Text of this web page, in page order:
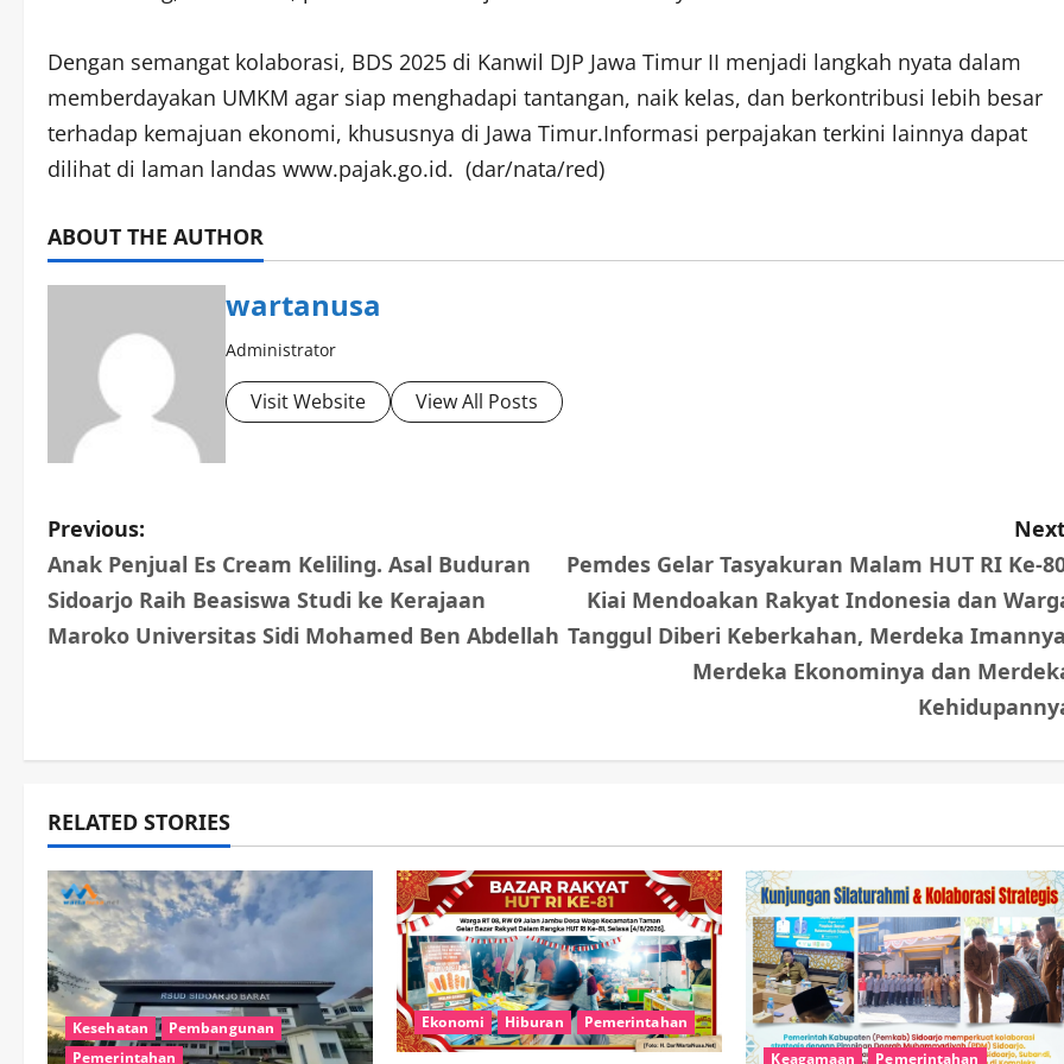
Dengan semangat kolaborasi, BDS 2025 di Kanwil DJP Jawa Timur II menjadi langkah nyata dalam
memberdayakan UMKM agar siap menghadapi tantangan, naik kelas, dan berkontribusi lebih besar
terhadap kemajuan ekonomi, khususnya di Jawa Timur.Informasi perpajakan terkini lainnya dapat
dilihat di laman landas www.pajak.go.id. (dar/nata/red)
ABOUT THE AUTHOR
wartanusa
Administrator
Visit Website View All Posts
P
o
s
v
i
g
a
t
Previous:
Anak Penjual Es Cream Keliling. Asal Buduran
Sidoarjo Raih Beasiswa Studi ke Kerajaan
Maroko Universitas Sidi Mohamed Ben Abdellah
Pemdes Gelar Tasyakuran Malam HUT RI Ke-
Kiai Mendoakan Rakyat Indonesia dan
Tanggul Diberi Keberkahan, Merdeka
Merdeka Ekonominya dan
RELATED STORIES
Kesehatan
Pembangunan
Pemerintahan
Ekonomi Hiburan
Pemerintahan
Keagamaan
Pemerintahan